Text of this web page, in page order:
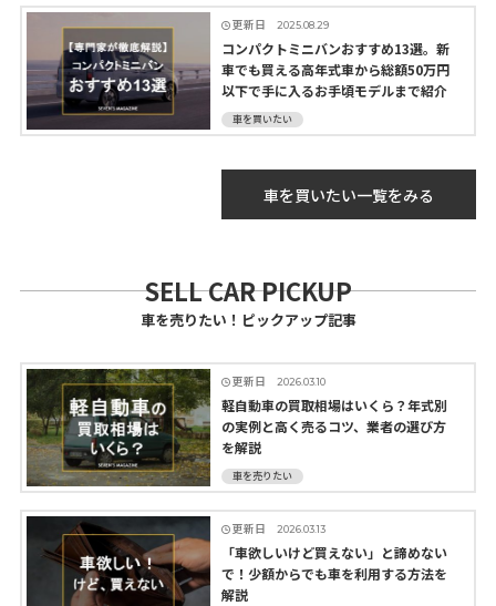
車を買いたい
コンパクトミニバンおすすめ13選。新
車でも買える高年式車から総額50万円
以下で手に入るお手頃モデルまで紹介
更新日 2025.08.29
車を買いたい一覧をみる
SELL CAR PICKUP
車を売りたい！ピックアップ記事
車を売りたい
軽自動車の買取相場はいくら？年式別
の実例と高く売るコツ、業者の選び方
を解説
更新日 2026.03.10
「車欲しいけど買えない」と諦めない
で！少額からでも車を利用する方法を
解説
更新日 2026.03.13